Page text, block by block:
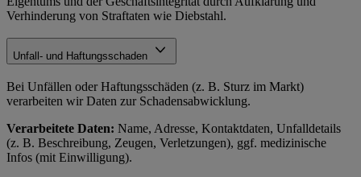
Verhinderung von Straftaten wie Diebstahl.
Unfall- und Haftungsschaden
Bei Unfällen oder Haftungsschäden (z. B. Sturz im Markt)
verarbeiten wir Daten zur Schadensabwicklung.
Verarbeitete Daten: Name, Adresse, Kontaktdaten, Unfalldetails
(z. B. Beschreibung, Zeugen, Verletzungen), ggf. medizinische
Infos (mit Einwilligung).